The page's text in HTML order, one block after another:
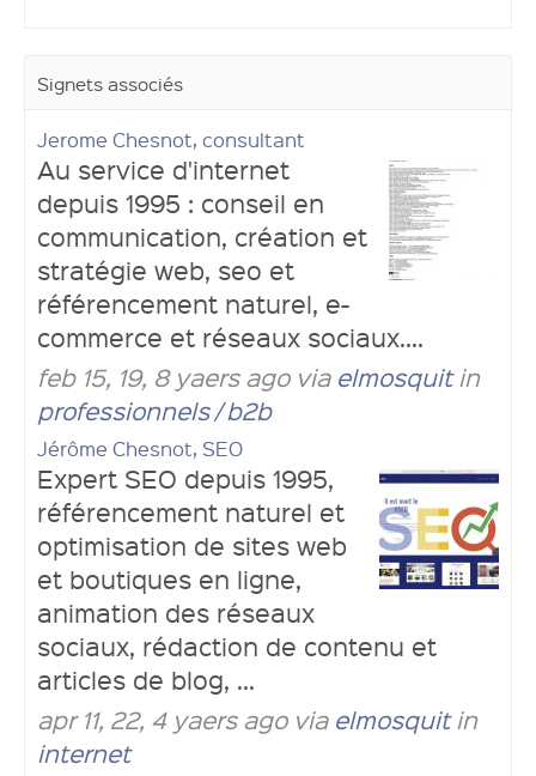
Signets associés
Jerome Chesnot, consultant
Au service d'internet
depuis 1995 : conseil en
communication, création et
stratégie web, seo et
référencement naturel, e-
commerce et réseaux sociaux....
feb 15, 19, 8 yaers ago via elmosquitin
professionnels / b2b
Jérôme Chesnot, SEO
Expert SEO depuis 1995,
référencement naturel et
optimisation de sites web
et boutiques en ligne,
animation des réseaux
sociaux, rédaction de contenu et
articles de blog, ...
apr 11, 22, 4 yaers ago via elmosquitin
internet